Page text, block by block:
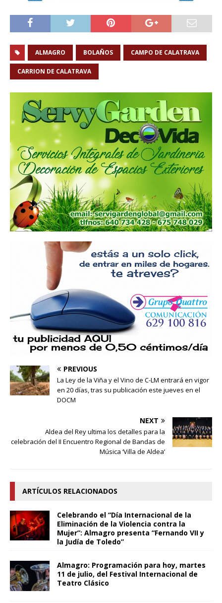
ALMAGRO BOLAÑOS CAMPO DE CALATRAVA
CARRION DE CALATRAVA
PREVIOUS
La Ley de la Viña y el Vino de C-LM entrará en vigor
en 20 días, tras su publicación este jueves en el
DOCM
NEXT
Aldea del Rey ultima los detalles para la
celebración del II Encuentro Regional de Bandas de
Música ‘Villa de Aldea’
ARTÍCULOS RELACIONADOS
Celebrando el “Día Internacional de la
Eliminación de la Violencia contra la
Mujer”: Almagro presenta “Fernando VII y
la Judía de Toledo”
Almagro: Programación para hoy, martes
11 de julio, del Festival Internacional de
Teatro Clásico